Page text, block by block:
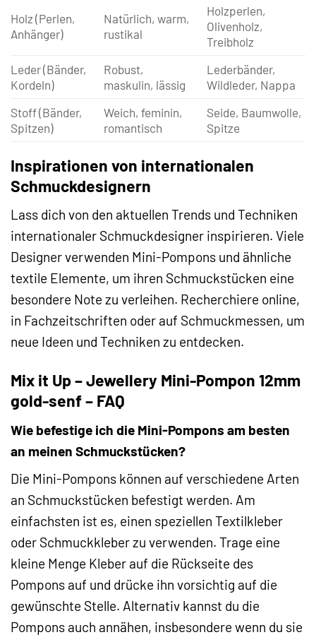
Holz (Perlen,
Anhänger)
Natürlich, warm,
rustikal
Holzperlen,
Olivenholz,
Treibholz
Leder (Bänder,
Kordeln)
Robust,
maskulin, lässig
Lederbänder,
Wildleder, Nappa
Stoff (Bänder,
Spitzen)
Weich, feminin,
romantisch
Seide, Baumwolle,
Spitze
Inspirationen von internationalen
Schmuckdesignern
Lass dich von den aktuellen Trends und Techniken
internationaler Schmuckdesigner inspirieren. Viele
Designer verwenden Mini-Pompons und ähnliche
textile Elemente, um ihren Schmuckstücken eine
besondere Note zu verleihen. Recherchiere online,
in Fachzeitschriften oder auf Schmuckmessen, um
neue Ideen und Techniken zu entdecken.
Mix it Up – Jewellery Mini-Pompon 12mm
gold-senf – FAQ
Wie befestige ich die Mini-Pompons am besten
an meinen Schmuckstücken?
Die Mini-Pompons können auf verschiedene Arten
an Schmuckstücken befestigt werden. Am
einfachsten ist es, einen speziellen Textilkleber
oder Schmuckkleber zu verwenden. Trage eine
kleine Menge Kleber auf die Rückseite des
Pompons auf und drücke ihn vorsichtig auf die
gewünschte Stelle. Alternativ kannst du die
Pompons auch annähen, insbesondere wenn du sie